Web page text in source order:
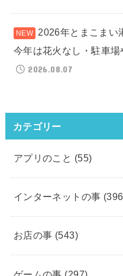
2026年とまこまい
今年は花火なし・駐車場
2026.08.07
カテゴリー
アプリのこと (55)
インターネットの事
お店の事 (543)